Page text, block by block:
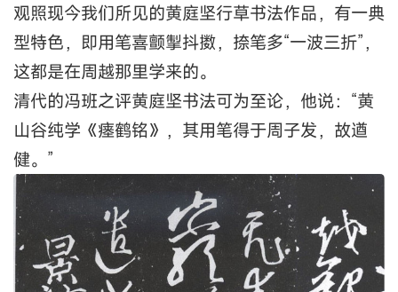
观照现今我们所见的黄庭坚行草书法作品，有一典
型特色，即用笔喜颤掣抖擞，捺笔多“一波三折”，
这都是在周越那里学来的。
清代的冯班之评黄庭坚书法可为至论，他说：“黄
山谷纯学《瘗鹤铭》，其用笔得于周子发，故遒
健。”